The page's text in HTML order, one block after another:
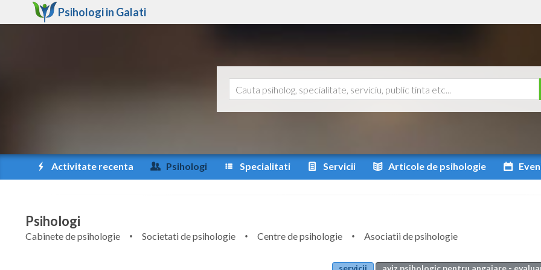
Psihologi in Galati
Activitate recenta Psihologi Specialitati Servicii Articole de psihologie
Psihologi
Cabinete de psihologie Societati de psihologie Centre de psihologie
Asociatii de psihologie
servicii
aviz psihologic pentru angajare -